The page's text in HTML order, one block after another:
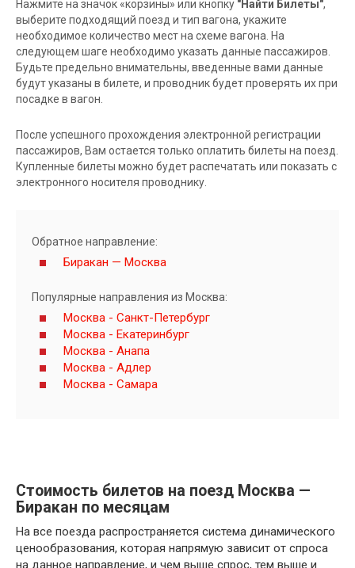
Нажмите на значок «корзины» или кнопку "Найти Билеты",
выберите подходящий поезд и тип вагона, укажите
необходимое количество мест на схеме вагона. На
следующем шаге необходимо указать данные пассажиров.
Будьте предельно внимательны, введенные вами данные
будут указаны в билете, и проводник будет проверять их при
посадке в вагон.
После успешного прохождения электронной регистрации
пассажиров, Вам остается только оплатить билеты на поезд.
Купленные билеты можно будет распечатать или показать с
электронного носителя проводнику.
Обратное направление:
Биракан — Москва
Популярные направления из Москва:
Москва - Санкт-Петербург
Москва - Екатеринбург
Москва - Анапа
Москва - Адлер
Москва - Самара
Стоимость билетов на поезд Москва —
Биракан по месяцам
На все поезда распространяется система динамического
ценообразования, которая напрямую зависит от спроса
на данное направление, и чем выше спрос, тем выше и